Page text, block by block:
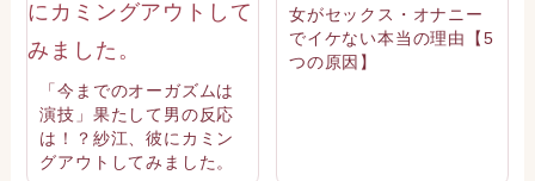
「今までのオーガズムは
演技」果たして男の反応
は！？紗江、彼にカミン
グアウトしてみました。
女がセックス・オナニー
でイケない本当の理由【5
つの原因】